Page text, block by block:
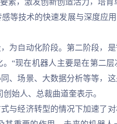
技术的快速发展与深度应用
自动化阶段。第二阶段，是
“现在机器人主要是在第二
、场景、大数据分析等等，
始人、总裁曲道奎表示。
经济转型的情况下加速了对